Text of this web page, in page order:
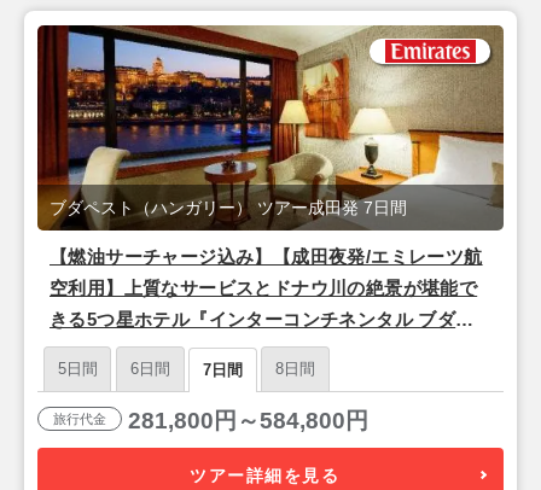
【燃油サーチャージ込み】【成田夜発/エミレーツ航
空利用】上質なサービスとドナウ川の絶景が堪能で
きる5つ星ホテル『インターコンチネンタル ブダペ
スト』宿泊♪ドナウ河畔の美しい夜景と歴史を楽しむ
「ブダペスト」4泊7日
ブダペスト（ハンガリー） ツアー成田発 7日間
5日間 6日間 7日間 8日間
旅行代金 281,800円～584,800円
ツアー詳細を見る